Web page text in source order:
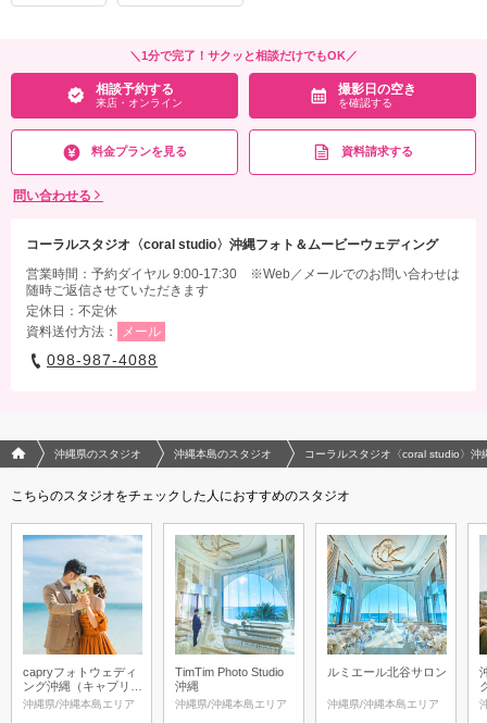
＼1分で完了！サクッと相談だけでもOK／
相談予約する
来店・オンライン
撮影日の空き
を確認する
料金プランを見る 資料請求する
問い合わせる
コーラルスタジオ〈coral studio〉沖縄フォト＆ムービーウェディング
営業時間：予約ダイヤル 9:00-17:30 ※Web／メールでのお問い合わせは
随時ご返信させていただきます
定休日：不定休
資料送付方法：
メール
098-987-4088
フォトウエディング/結婚写真のPhotorait ホーム
沖縄県のスタジオ 沖縄本島のスタジオ コーラルスタジオ〈coral studio〉沖
こちらのスタジオをチェックした人におすすめのスタジオ
capryフォトウェディ
ング沖縄（キャプリィ
フォトウェディング沖
沖縄県/沖縄本島エリア
TimTim Photo Studio
沖縄
沖縄県/沖縄本島エリア
ルミエール北谷サロン
沖縄県/沖縄本島エリア